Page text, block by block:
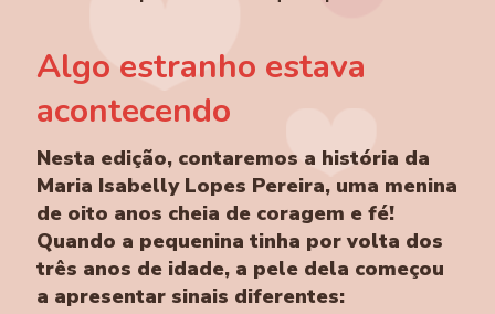
Algo estranho estava
acontecendo
Nesta edição, contaremos a história da
Maria Isabelly Lopes Pereira, uma menina
de oito anos cheia de coragem e fé!
Quando a pequenina tinha por volta dos
três anos de idade, a pele dela começou
a apresentar sinais diferentes: